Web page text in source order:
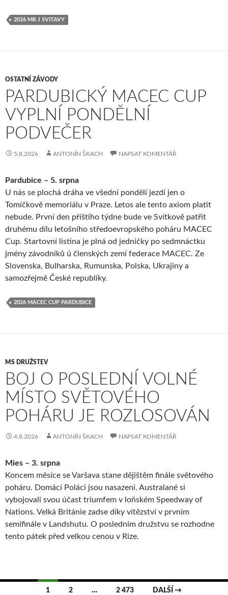
2026 MR J SVITAVY
OSTATNÍ ZÁVODY
PARDUBICKÝ MACEC CUP
VYPLNÍ PONDĚLNÍ
PODVEČER
5.8.2026 ANTONÍN ŠKACH NAPSAT KOMENTÁŘ
Pardubice – 5. srpna
U nás se plochá dráha ve všední pondělí jezdí jen o
Tomíčkově memoriálu v Praze. Letos ale tento axiom platit
nebude. První den příštího týdne bude ve Svítkově patřit
druhému dílu letošního středoevropského poháru MACEC
Cup. Startovní listina je plná od jedničky po sedmnáctku
jmény závodníků ú členských zemí federace MACEC. Ze
Slovenska, Bulharska, Rumunska, Polska, Ukrajiny a
samozřejmě České republiky.
2026 MACEC CUP PARDUBICE
MS DRUŽSTEV
BOJ O POSLEDNÍ VOLNÉ
MÍSTO SVĚTOVÉHO
POHÁRU JE ROZLOSOVÁN
4.8.2026 ANTONÍN ŠKACH NAPSAT KOMENTÁŘ
Mies – 3. srpna
Koncem měsíce se Varšava stane dějištěm finále světového
poháru. Domácí Poláci jsou nasazeni. Australané si
vybojovali svou účast triumfem v loňském Speedway of
Nations. Velká Británie zadse díky vítězství v prvním
semifinále v Landshutu. O posledním družstvu se rozhodne
tento pátek před velkou cenou v Rize.
1 2 … 2 473 DALŠÍ →